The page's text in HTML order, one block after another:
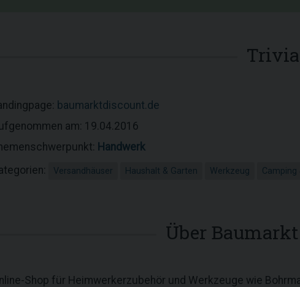
Trivia
baumarktdiscount.de
am: 19.04.2016
Handwerk
Versandhäuser Haushalt & Garten Werkzeug Camping
Über
Shop für Heimwerkerzubehör und Werkzeuge wie